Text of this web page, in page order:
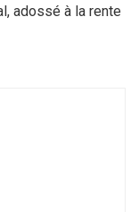
adossé à la rente